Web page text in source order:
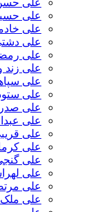
علی حسینی
علی خادمی
علی دشتی
علی رمضانپور و
علی زند وکیلی
علی سپاهی
علی ستوده
علی صدر
علی عبدالمالکی
علی قریبی
علی کرمانشاهی
علی گنجی
علی لهراسبی
علی مرتضوی
علی ملک پور